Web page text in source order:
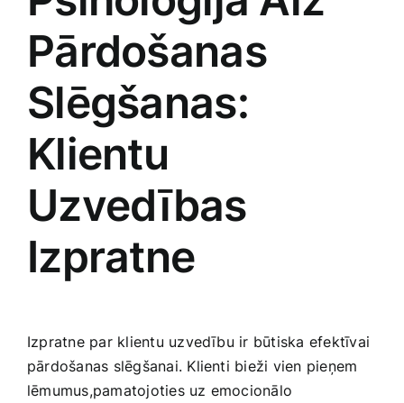
Pārdošanas
Slēgšanas:
Klientu
Uzvedības
Izpratne
Izpratne par klientu uzvedību ir būtiska efektīvai
‍pārdošanas slēgšanai. Klienti bieži vien pieņem⁤
lēmumus,pamatojoties uz emocionālo